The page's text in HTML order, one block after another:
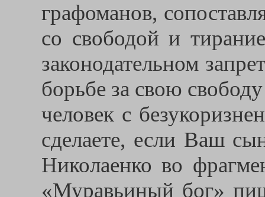
графоманов,
со свободой и
законодательном
борьбе за свою
человек с
сделаете, если Ваш
Николаенко во
«Муравьиный бог»